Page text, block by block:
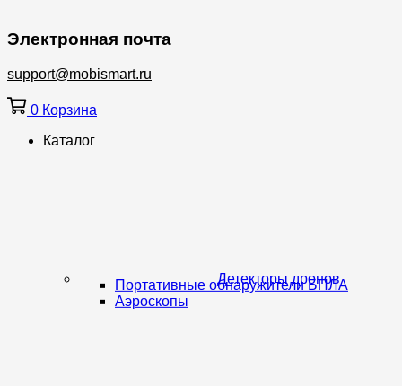
Электронная почта
support@mobismart.ru
0 Корзина
Каталог
Детекторы дронов
Портативные обнаружители БПЛА
Аэроскопы